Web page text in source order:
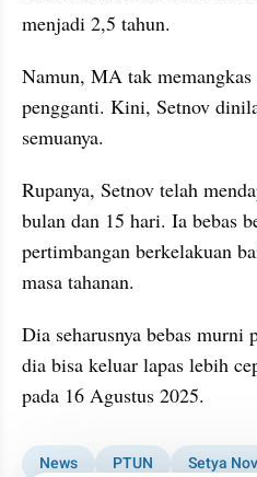
menjadi 2,5 tahun.
Namun, MA tak memangkas
pengganti. Kini, Setnov
semuanya.
Rupanya, Setnov telah
bulan dan 15 hari. Ia bebas
pertimbangan berkelakuan
masa tahanan.
Dia seharusnya bebas
dia bisa keluar lapas lebih
pada 16 Agustus 2025.
News PTUN Setya